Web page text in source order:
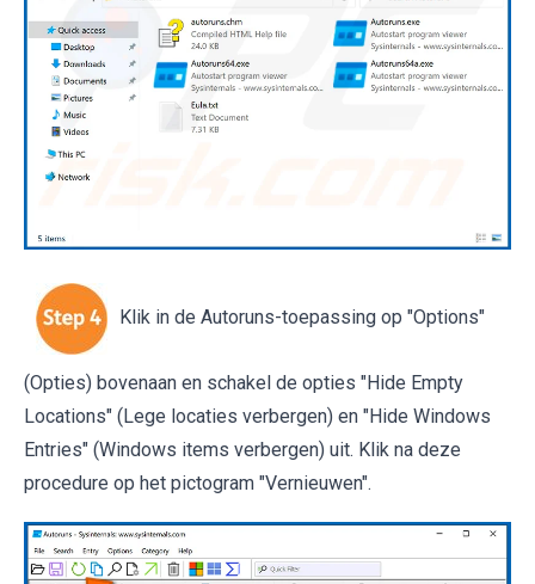
Klik in de Autoruns-toepassing op "Options"
(Opties) bovenaan en schakel de opties "Hide Empty
Locations" (Lege locaties verbergen) en "Hide Windows
Entries" (Windows items verbergen) uit. Klik na deze
procedure op het pictogram "Vernieuwen".